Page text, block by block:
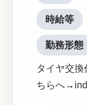
時給等
勤務形態
タイヤ交換
ちらへ